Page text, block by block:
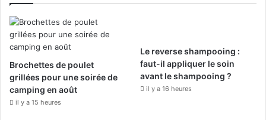
b
o
b
e
g
r
Brochettes de poulet
grillées pour une soirée de
camping en août
il y a 15 heures
Le reverse shampooing :
faut-il appliquer le soin
avant le shampooing ?
il y a 16 heures